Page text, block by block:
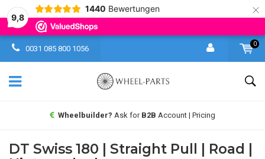
9,8
1440 Bewertungen ×
0031 085 800 1056
0
Wheelbuilder? Ask for B2B Account | Pricing
DT Swiss 180 | Straight Pull | Road |